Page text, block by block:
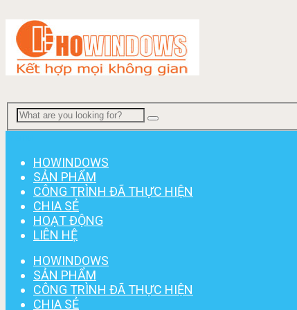
HOWINDOWS
SẢN PHẨM
CÔNG TRÌNH ĐÃ THỰC HIỆN
CHIA SẺ
HOẠT ĐỘNG
LIÊN HỆ
HOWINDOWS
SẢN PHẨM
CÔNG TRÌNH ĐÃ THỰC HIỆN
CHIA SẺ